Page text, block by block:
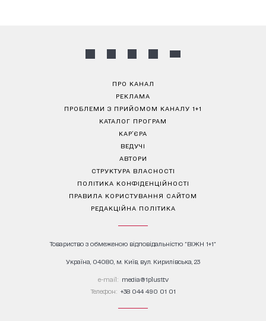
ПРО КАНАЛ
РЕКЛАМА
ПРОБЛЕМИ З ПРИЙОМОМ КАНАЛУ 1+1
КАТАЛОГ ПРОГРАМ
КАР’ЄРА
ВЕДУЧІ
АВТОРИ
СТРУКТУРА ВЛАСНОСТІ
ПОЛІТИКА КОНФІДЕНЦІЙНОСТІ
ПРАВИЛА КОРИСТУВАННЯ САЙТОМ
РЕДАКЦІЙНА ПОЛІТИКА
Товариство з обмеженою відповідальністю "ВІЖН 1+1"
Україна, 04080, м. Київ, вул. Кирилівська, 23
е-mail: media@1plus1.tv
Телефон: +38 044 490 01 01